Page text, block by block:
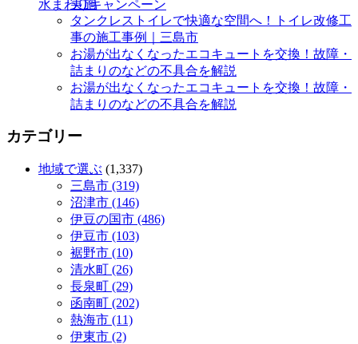
水まわりキャンペーン
実施
タンクレストイレで快適な空間へ！トイレ改修工
事の施工事例｜三島市
お湯が出なくなったエコキュートを交換！故障・
詰まりのなどの不具合を解説
お湯が出なくなったエコキュートを交換！故障・
詰まりのなどの不具合を解説
カテゴリー
地域で選ぶ (1,337)
三島市 (319)
沼津市 (146)
伊豆の国市 (486)
伊豆市 (103)
裾野市 (10)
清水町 (26)
長泉町 (29)
函南町 (202)
熱海市 (11)
伊東市 (2)